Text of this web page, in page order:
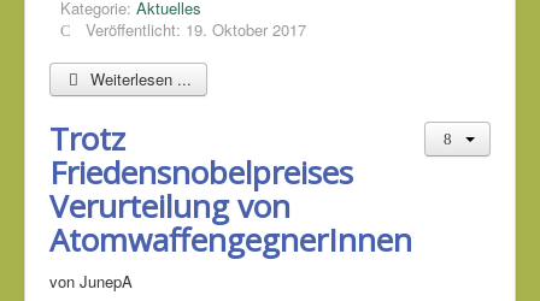
Kategorie: Aktuelles
Veröffentlicht: 19. Oktober 2017
Weiterlesen ...
Trotz
Friedensnobelpreises
Verurteilung von
AtomwaffengegnerInnen
von JunepA